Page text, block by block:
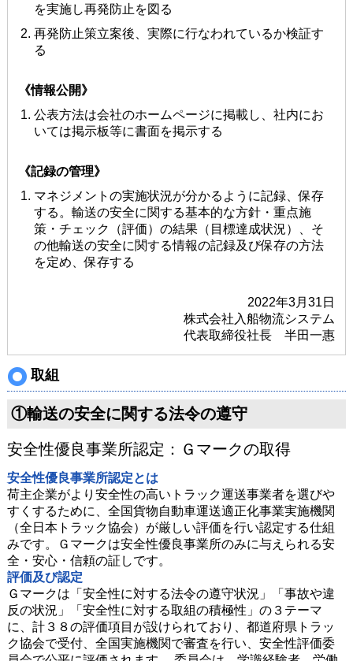
を実施し再発防⽌を図る
再発防⽌策⽴案後、実際に⾏なわれているか検証す
る
《情報公開》
公表⽅法は会社のホームページに掲載し、社内にお
いては掲⽰板等に書⾯を掲⽰する
《記録の管理》
マネジメントの実施状況が分かるように記録、保存
する。輸送の安全に関する基本的な⽅針・重点施
策・チェック（評価）の結果（⽬標達成状況）、そ
の他輸送の安全に関する情報の記録及び保存の⽅法
を定め、保存する
2022年3月31日
株式会社入船物流システム
代表取締役社長 半田一惠
取組
①輸送の安全に関する法令の遵守
安全性優良事業所認定：Ｇマークの取得
安全性優良事業所認定とは
荷主企業がより安全性の高いトラック運送事業者を選びや
すくするために、全国貨物自動車運送適正化事業実施機関
（全日本トラック協会）が厳しい評価を行い認定する仕組
みです。Ｇマークは安全性優良事業所のみに与えられる安
全・安心・信頼の証しです。
評価及び認定
Ｇマークは「安全性に対する法令の遵守状況」「事故や違
反の状況」「安全性に対する取組の積極性」の３テーマ
に、計３８の評価項目が設けられており、都道府県トラッ
ク協会で受付、全国実施機関で審査を行い、安全性評価委